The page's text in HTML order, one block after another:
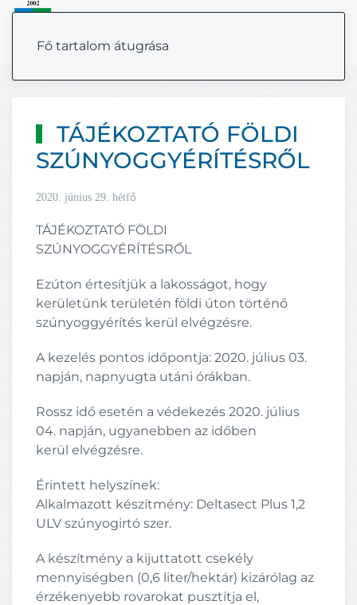
Fő tartalom átugrása
TÁJÉKOZTATÓ FÖLDI
SZÚNYOGGYÉRÍTÉSRŐL
2020. június 29. hétfő
TÁJÉKOZTATÓ FÖLDI
SZÚNYOGGYÉRÍTÉSRŐL
Ezúton értesítjük a lakosságot, hogy
kerületünk területén földi úton történő
szúnyoggyérítés kerül elvégzésre.
A kezelés pontos időpontja: 2020. július 03.
napján, napnyugta utáni órákban.
Rossz idő esetén a védekezés 2020. július
04. napján, ugyanebben az időben
kerül elvégzésre.
Érintett helyszínek:
Alkalmazott készítmény: Deltasect Plus 1,2
ULV szúnyogirtó szer.
A készítmény a kijuttatott csekély
mennyiségben (0,6 liter/hektár) kizárólag az
érzékenyebb rovarokat pusztítja el,